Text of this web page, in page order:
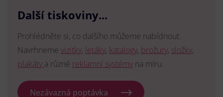
Další tiskoviny...
Prohlédněte si, co dalšího můžeme nabídnout.
Navrhneme vizitky, letáky, katalogy, brožury, složky,
plakáty a různé reklamní systémy na míru.
Nezávazná poptávka